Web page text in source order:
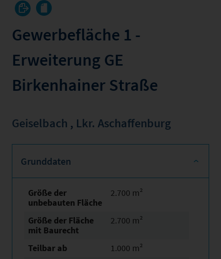
Gewerbefläche 1 -
Erweiterung GE
Birkenhainer Straße
Geiselbach , Lkr. Aschaffenburg
Grunddaten
Größe der
unbebauten Fläche
2.700 m²
Größe der Fläche
mit Baurecht
2.700 m²
Teilbar ab
1.000 m²